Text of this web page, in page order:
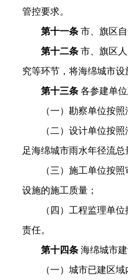
管控要求。
第十一条市、旗区自
第十二条市、旗区人
究等环节，将海绵城市
第十三条各参建单位
（一）勘察单位按
（二）设计单位按
足海绵城市雨水年径流
（三）施工单位按
设施的施工质量；
（四）工程监理单
责任。
第十四条海绵城市建
（一）城市已建区